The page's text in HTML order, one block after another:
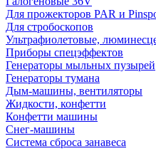
Для прожекторов PAR и
Для стробоскопов
Ультрафиолетовые,
Приборы спецэффектов
Генераторы мыльных пузырей
Генераторы тумана
Дым-машины, вентиляторы
Жидкости, конфетти
Конфетти машины
Снег-машины
Система сброса занавеса